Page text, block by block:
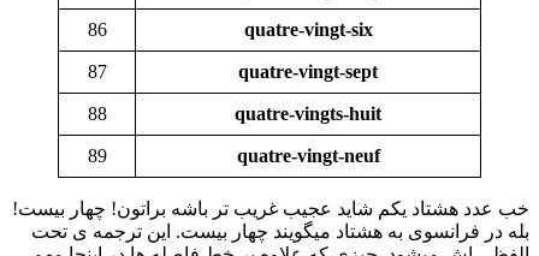
quatre-vingt-six
86
quatre-vingt-sept
87
quatre-vingts-huit
88
quatre-vingt-neuf
89
خب عدد هشتاد یکم شاید عجیب غریب تر باشه براتون! چهار بیست!
بله در فرانسوی به هشتاد میگویند چهار بیست. این ترجمه ی تحت